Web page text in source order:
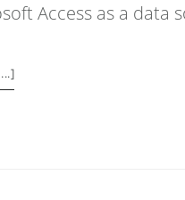
Access as a data